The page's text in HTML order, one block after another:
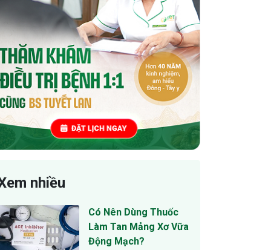
nhiều
Có Nên Dùng Thuốc
Làm Tan Mảng Xơ Vữa
Động Mạch?